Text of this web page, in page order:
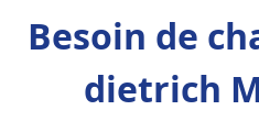
Besoin de
dietrich